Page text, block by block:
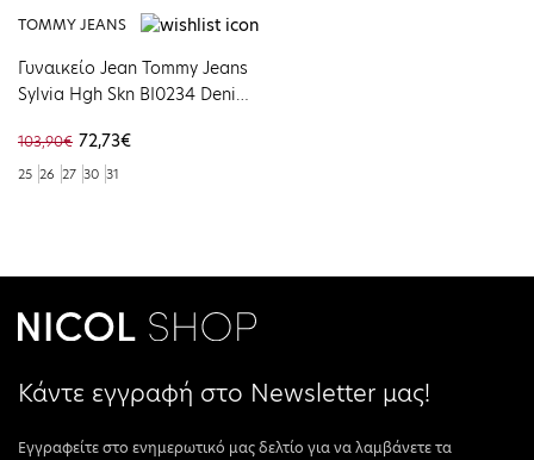
TOMMY JEANS
Γυναικείο Jean Tommy Jeans
Sylvia Hgh Skn BI0234 Denim
1A532
103,90€ 72,73€
25 26 27 30 31
Κάντε εγγραφή στο Newsletter μας!
Εγγραφείτε στο ενημερωτικό μας δελτίο για να λαμβάνετε τα